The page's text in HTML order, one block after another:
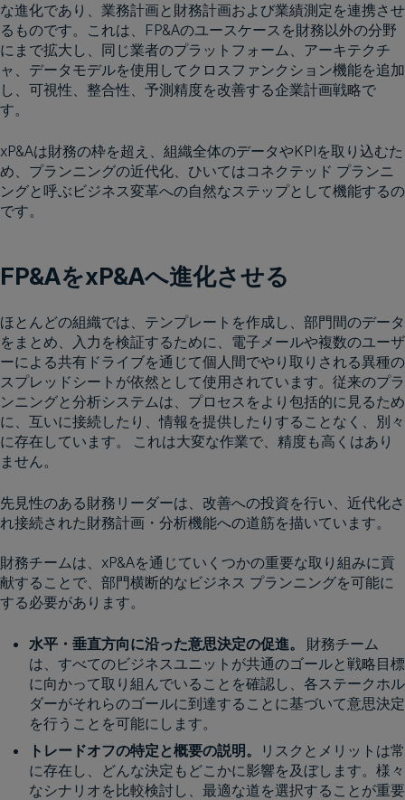
な進化であり、業務計画と財務計画および業績測定を連携させ
るものです。これは、FP&Aのユースケースを財務以外の分野
にまで拡大し、同じ業者のプラットフォーム、アーキテクチ
ャ、データモデルを使用してクロスファンクション機能を追加
し、可視性、整合性、予測精度を改善する企業計画戦略で
す。
xP&Aは財務の枠を超え、組織全体のデータやKPIを取り込むた
め、プランニングの近代化、ひいてはコネクテッド プランニ
ングと呼ぶビジネス変革への自然なステップとして機能するの
です。
FP&AをxP&Aへ進化させる
ほとんどの組織では、テンプレートを作成し、部門間のデータ
をまとめ、入力を検証するために、電子メールや複数のユーザ
ーによる共有ドライブを通じて個人間でやり取りされる異種の
スプレッドシートが依然として使用されています。従来のプラ
ンニングと分析システムは、プロセスをより包括的に見るため
に、互いに接続したり、情報を提供したりすることなく、別々
に存在しています。 これは大変な作業で、精度も高くはあり
ません。
先見性のある財務リーダーは、改善への投資を行い、近代化さ
れ接続された財務計画・分析機能への道筋を描いています。
財務チームは、xP&Aを通じていくつかの重要な取り組みに貢
献することで、部門横断的なビジネス プランニングを可能に
する必要があります。
水平・垂直方向に沿った意思決定の促進。
財務チーム
は、すべてのビジネスユニットが共通のゴールと戦略目標
に向かって取り組んでいることを確認し、各ステークホル
ダーがそれらのゴールに到達することに基づいて意思決定
を行うことを可能にします。
トレードオフの特定と概要の説明。
リスクとメリットは常
に存在し、どんな決定もどこかに影響を及ぼします。様々
なシナリオを比較検討し、最適な道を選択することが重要